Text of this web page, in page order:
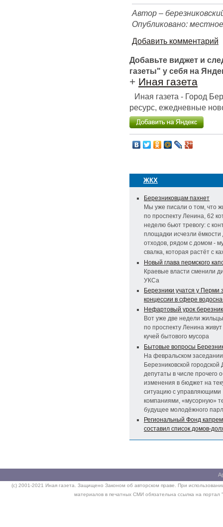
Автор –
Опубликовано:
Добавить комментарий
Добавьте виджет и
газеты" у себя на
+ Иная газета
Иная газета - Город
ресурс, ежедневные
ЖКХ
Березниковцам пахнет
Мы уже писали о том, что
по проспекту Ленина, 62
неделю бьют тревогу: с
площадки исчезли ёмкости
отходов, рядом с домом -
свалка, которая растёт с
Новый глава пермского
Краевые власти сменили
УКСа
Березники учатся у Перми
концессии в сфере
Нефартовый урок
Вот уже две недели
по проспекту Ленина
кучей бытового мусора
Бытовые вопросы
На февральском заседании
Березниковской городской
депутаты в числе прочего
изменения в бюджет на
ситуацию с управляющими
компаниями, «мусорную»
будущее молодёжного
Региональный Фонд
составил список домов-
(c) 2001-2021 Иная газета. Защищено Законом об авторском праве. При
материалов в печатных СМИ обязательна ссылка на